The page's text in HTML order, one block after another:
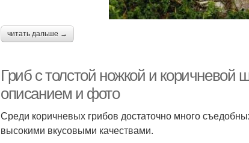
читать дальше →
Гриб с толстой ножкой и
описанием и фото
Среди коричневых грибов достаточно много
высокими вкусовыми качествами.